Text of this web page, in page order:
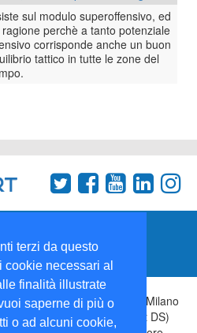
terzi da questo
necessari al
finalità illustrate
saperne di più o
o ad alcuni cookie,
sul modulo superoffensivo, ed
ragione perchè a tanto potenziale
corrisponde anche un buon
tattico in tutte le zone del
Srl Via Palmanova 8 20132 Milano
ISSN: 2499-2925 (DataSport DS)